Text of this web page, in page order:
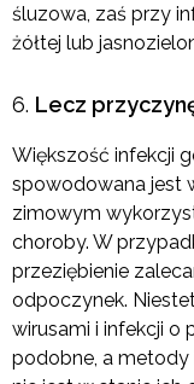
śluzowa, zaś przy
żółtej lub
Lecz
Większość infekcji
spowodowana jest
zimowym
choroby. W
przeziębienie
odpoczynek.
wirusami i infekcji o
podobne, a metody